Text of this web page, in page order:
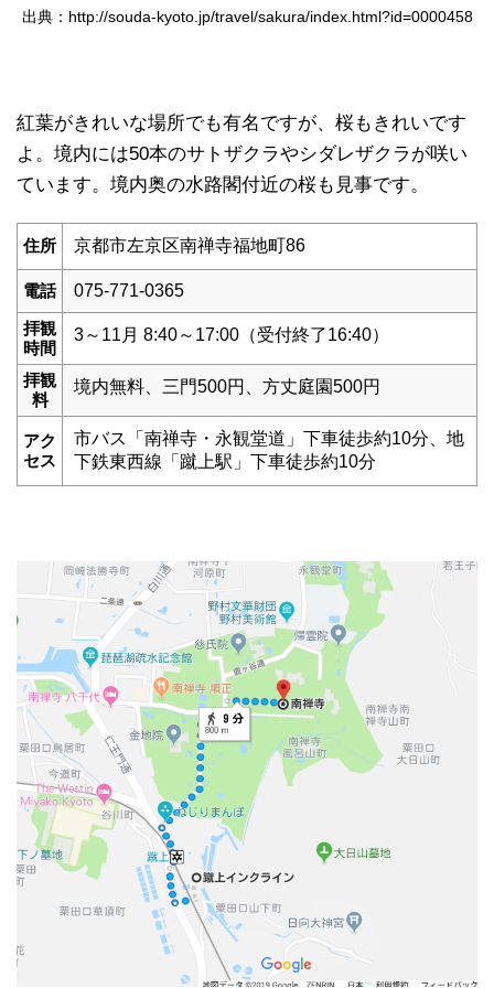
出典：http://souda-kyoto.jp/travel/sakura/index.html?id=0000458
紅葉がきれいな場所でも有名ですが、桜もきれいです
よ。境内には50本のサトザクラやシダレザクラが咲い
ています。境内奥の水路閣付近の桜も見事です。
住所 京都市左京区南禅寺福地町86
電話
075-771-0365
拝観
時間
3～11月 8:40～17:00（受付終了16:40）
拝観
料
境内無料、三門500円、方丈庭園500円
アク
セス
市バス「南禅寺・永観堂道」下車徒歩約10分、地
下鉄東西線「蹴上駅」下車徒歩約10分